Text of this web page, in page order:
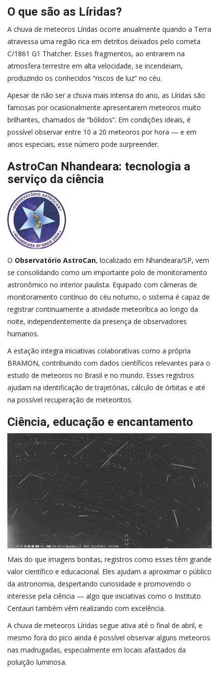
O que são as Líridas?
A chuva de meteoros Líridas ocorre anualmente quando a Terra
atravessa uma região rica em detritos deixados pelo cometa
C/1861 G1 Thatcher. Esses fragmentos, ao entrarem na
atmosfera terrestre em alta velocidade, se incendeiam,
produzindo os conhecidos “riscos de luz” no céu.
Apesar de não ser a chuva mais intensa do ano, as Líridas são
famosas por ocasionalmente apresentarem meteoros muito
brilhantes, chamados de “bólidos”. Em condições ideais, é
possível observar entre 10 a 20 meteoros por hora — e em
anos especiais, esse número pode surpreender.
AstroCan Nhandeara: tecnologia a
serviço da ciência
O Observatório AstroCan, localizado em Nhandeara/SP, vem
se consolidando como um importante polo de monitoramento
astronômico no interior paulista. Equipado com câmeras de
monitoramento contínuo do céu noturno, o sistema é capaz de
registrar continuamente a atividade meteorítica ao longo da
noite, independentemente da presença de observadores
humanos.
A estação integra iniciativas colaborativas como a própria
BRAMON, contribuindo com dados científicos relevantes para o
estudo de meteoros no Brasil e no mundo. Esses registros
ajudam na identificação de trajetórias, cálculo de órbitas e até
na possível recuperação de meteoritos.
Ciência, educação e encantamento
Mais do que imagens bonitas, registros como esses têm grande
valor científico e educacional. Eles ajudam a aproximar o público
da astronomia, despertando curiosidade e promovendo o
interesse pela ciência — algo que iniciativas como o Instituto
Centauri também vêm realizando com excelência.
A chuva de meteoros Líridas segue ativa até o final de abril, e
mesmo fora do pico ainda é possível observar alguns meteoros
nas madrugadas, especialmente em locais afastados da
poluição luminosa.